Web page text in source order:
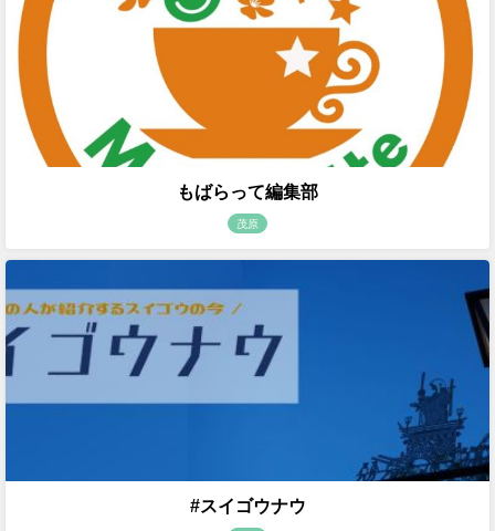
もばらって編集部
茂原
#スイゴウナウ